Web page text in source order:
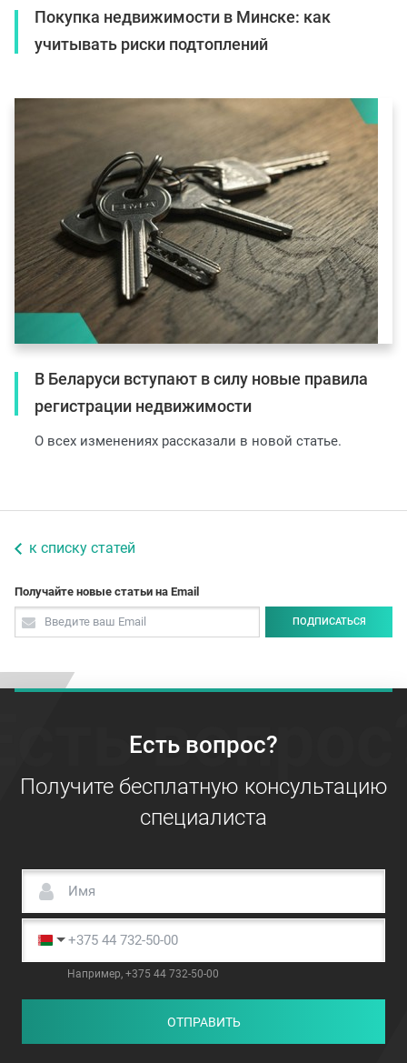
Покупка недвижимости в Минске: как
учитывать риски подтоплений
В Беларуси вступают в силу новые правила
регистрации недвижимости
О всех изменениях рассказали в новой статье.
к списку статей
Получайте новые статьи на Email
ПОДПИСАТЬСЯ
Есть вопрос?
Получите бесплатную консультацию
специалиста
Например, +375 44 732-50-00
ОТПРАВИТЬ